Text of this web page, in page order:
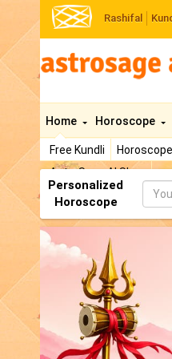
Rashifal
Home
Free Kundli
AstroSage AI Shop
Horoscope
Personalized
Horoscope
Name